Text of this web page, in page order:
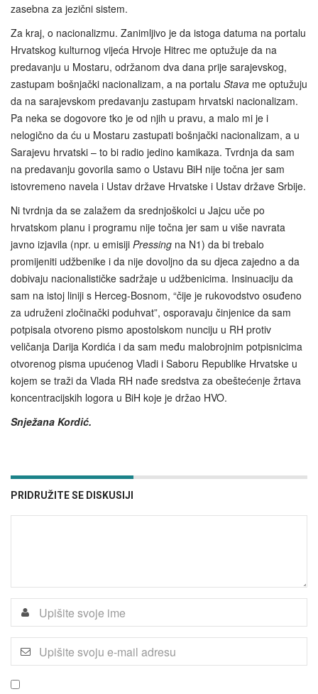
zasebna za jezični sistem.
Za kraj, o nacionalizmu. Zanimljivo je da istoga datuma na portalu
Hrvatskog kulturnog vijeća Hrvoje Hitrec me optužuje da na
predavanju u Mostaru, održanom dva dana prije sarajevskog,
zastupam bošnjački nacionalizam, a na portalu Stava me optužuju
da na sarajevskom predavanju zastupam hrvatski nacionalizam.
Pa neka se dogovore tko je od njih u pravu, a malo mi je i
nelogično da ću u Mostaru zastupati bošnjački nacionalizam, a u
Sarajevu hrvatski – to bi radio jedino kamikaza. Tvrdnja da sam
na predavanju govorila samo o Ustavu BiH nije točna jer sam
istovremeno navela i Ustav države Hrvatske i Ustav države Srbije.
Ni tvrdnja da se zalažem da srednjoškolci u Jajcu uče po
hrvatskom planu i programu nije točna jer sam u više navrata
javno izjavila (npr. u emisiji Pressing na N1) da bi trebalo
promijeniti udžbenike i da nije dovoljno da su djeca zajedno a da
dobivaju nacionalističke sadržaje u udžbenicima. Insinuaciju da
sam na istoj liniji s Herceg-Bosnom, “čije je rukovodstvo osuđeno
za udruženi zločinački poduhvat”, osporavaju činjenice da sam
potpisala otvoreno pismo apostolskom nunciju u RH protiv
veličanja Darija Kordića i da sam među malobrojnim potpisnicima
otvorenog pisma upućenog Vladi i Saboru Republike Hrvatske u
kojem se traži da Vlada RH nađe sredstva za obeštećenje žrtava
koncentracijskih logora u BiH koje je držao HVO.
Snježana Kordić.
PRIDRUŽITE SE DISKUSIJI